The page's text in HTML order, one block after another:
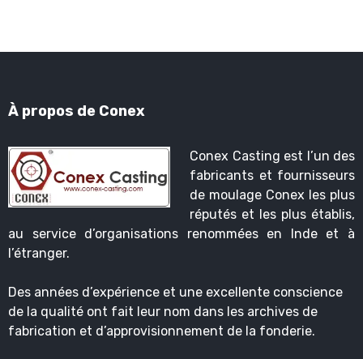
À propos de Conex
Conex Casting est l’un des
fabricants et fournisseurs
de moulage Conex les plus
réputés et les plus établis,
au service d’organisations renommées en Inde et à
l’étranger.
Des années d’expérience et une excellente conscience
de la qualité ont fait leur nom dans les archives de
fabrication et d’approvisionnement de la fonderie.